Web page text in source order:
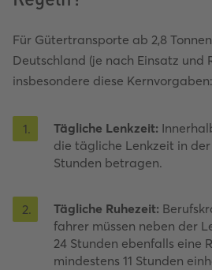
Für Gütertransporte ab 2,8
Deutschland (je nach Einsatz und
insbesondere diese Kernvorgaben:
1. Tägliche Lenkzeit:
die tägliche Lenkzeit in
Stunden betragen.
2. Tägliche Ruhezeit:
fahrer müssen neben der
24 Stunden ebenfalls eine
mindestens 11 Stunden